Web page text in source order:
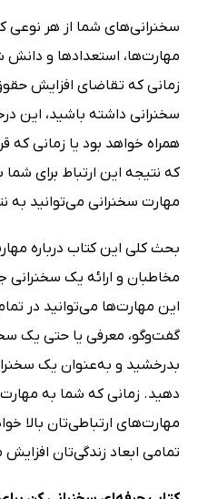
سخنرانی‌های شما از هر نوعی
مهارت‌ها، استعدادها و
زمانی که تقاضای افزایش
سخنرانی داشته باشید، این
همراه خواهد بود یا زمانی که
که نتیجه‌ این ارتباط برای
مهارت سخنرانی می‌توانید به
بحث کلی این کتاب درباره
مخاطبان و ارائه یک
این مهارت‌ها می‌توانید در
گفت‌وگو، معرفی یا حتی یک
بدرخشید و به‌عنوان یک
دهید. زمانی که شما به
مهارت‌های ارتباطی‌تان بالا
تمامی ابعاد زندگی‌تان افزایش